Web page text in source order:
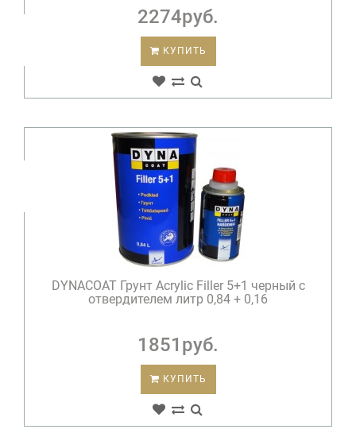
2274руб.
КУПИТЬ
DYNACOAT Грунт Acrylic Filler 5+1 черный с
отвердителем литр 0,84 + 0,16
1851руб.
КУПИТЬ